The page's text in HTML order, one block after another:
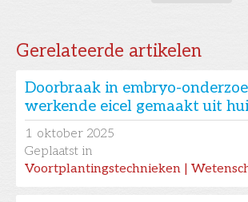
Gerelateerde artikelen
Doorbraak in embryo-
werkende eicel gemaakt uit
1 oktober 2025
Geplaatst in
Voortplantingstechnieken |